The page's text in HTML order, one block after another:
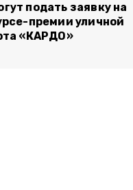
подать заявку на
премии уличной
«КАРДО»